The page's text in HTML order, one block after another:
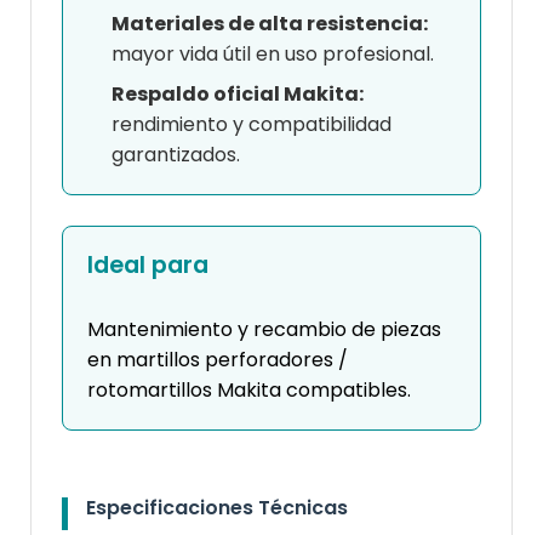
Materiales de alta resistencia:
mayor vida útil en uso profesional.
Respaldo oficial Makita:
rendimiento y compatibilidad
garantizados.
Ideal para
Mantenimiento y recambio de piezas
en martillos perforadores /
rotomartillos Makita compatibles.
Especificaciones Técnicas